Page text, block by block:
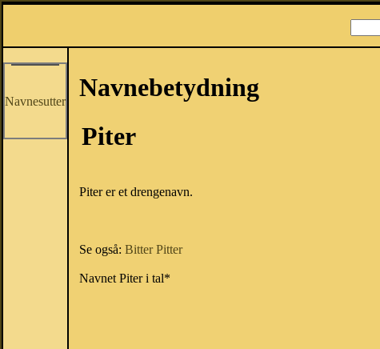
Navnesutter
Navnebetydning
Piter
Piter er et drengenavn.
Se også: Bitter Pitter
Navnet Piter i tal*